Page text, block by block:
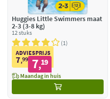
Huggies Little Swimmers maat
2-3 (3-8 kg)
12 stuks
1
ADVIESPRIJS
7,99 7,19
Maandag in huis